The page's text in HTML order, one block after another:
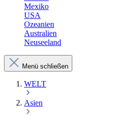
Mexiko
USA
Ozeanien
Australien
Neuseeland
Menü schließen
WELT
Asien